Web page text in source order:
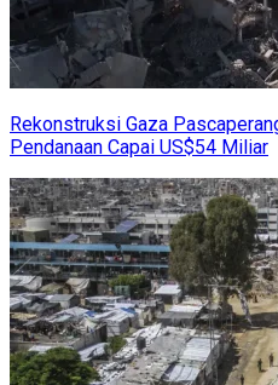
Rekonstruksi Gaza
Pendanaan Capai US$54 Miliar